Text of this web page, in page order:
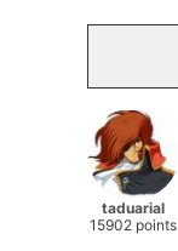
taduarial
15902 points